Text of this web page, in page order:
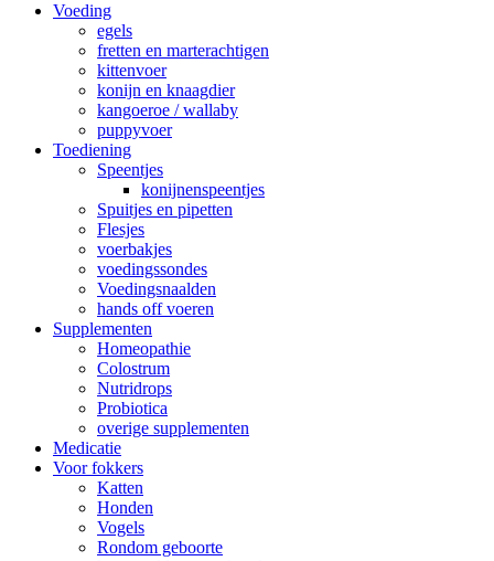
Voeding
egels
fretten en marterachtigen
kittenvoer
konijn en knaagdier
kangoeroe / wallaby
puppyvoer
Toediening
Speentjes
konijnenspeentjes
Spuitjes en pipetten
Flesjes
voerbakjes
voedingssondes
Voedingsnaalden
hands off voeren
Supplementen
Homeopathie
Colostrum
Nutridrops
Probiotica
overige supplementen
Medicatie
Voor fokkers
Katten
Honden
Vogels
Rondom geboorte